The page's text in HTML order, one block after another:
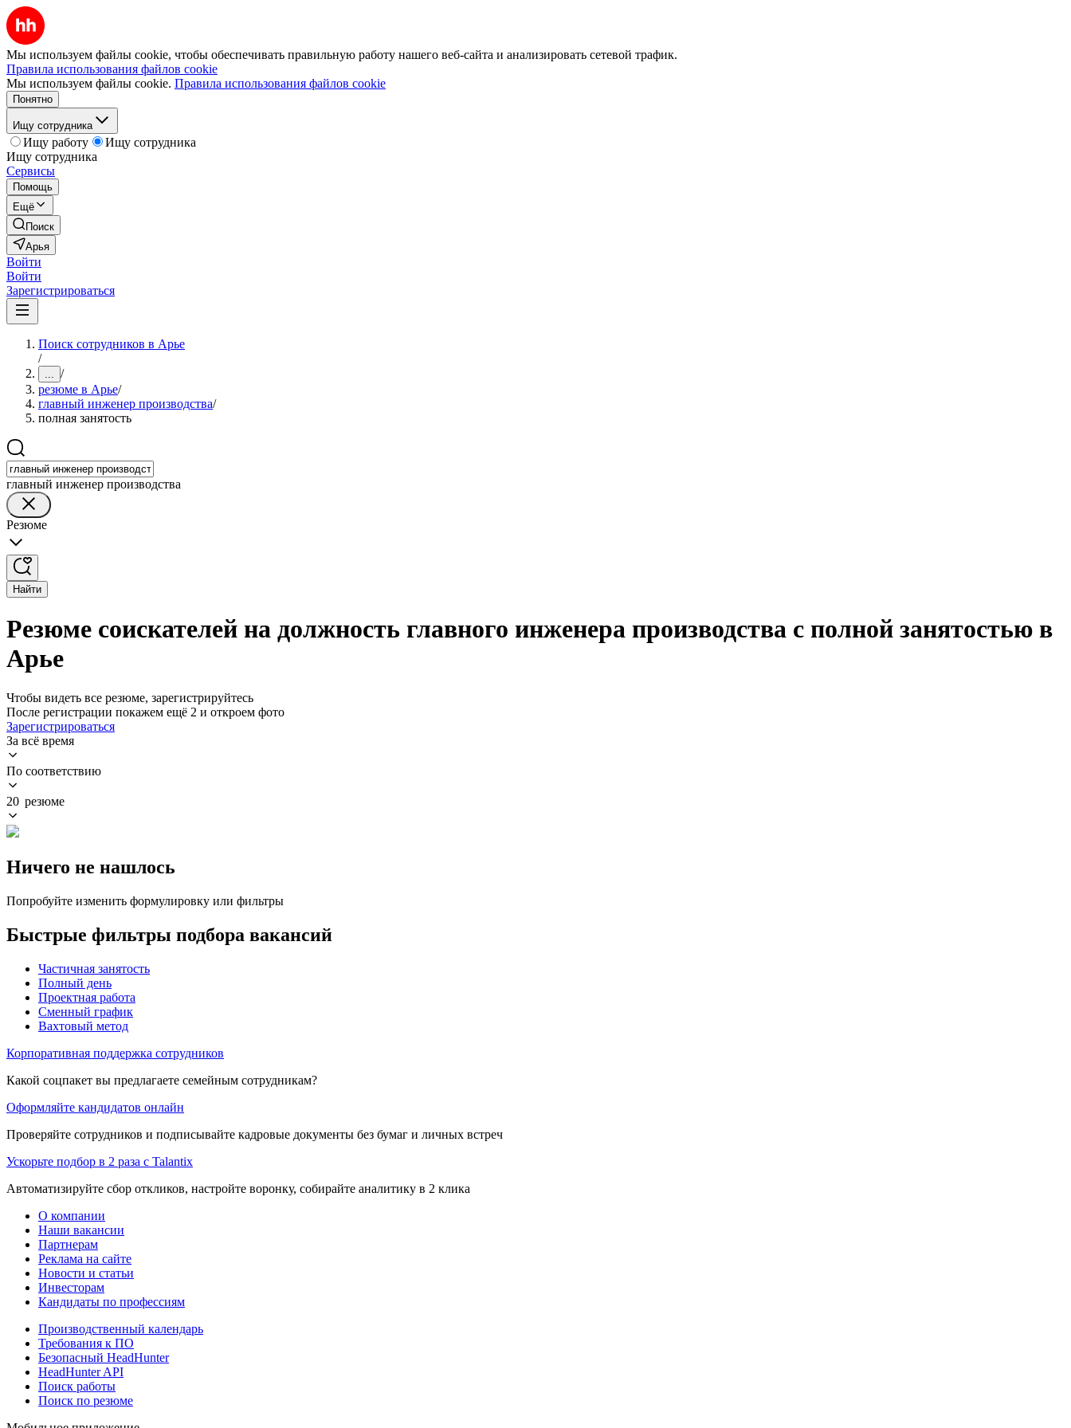
Мы используем файлы cookie, чтобы обеспечивать правильную работу нашего веб-сайта и анализировать сетевой трафик.
Правила использования файлов cookie
Мы используем файлы cookie. Правила использования файлов cookie
Понятно
Ищу сотрудника
Ищу работу
Ищу сотрудника
Ищу сотрудника
Сервисы
Помощь
Ещё
Поиск
Арья
Войти
Войти
Зарегистрироваться
Поиск сотрудников в Арье
/
... /
резюме в Арье/
главный инженер производства/
полная занятость
главный инженер производства
Резюме
Найти
Резюме соискателей на должность главного инженера производства с полной занятостью в
Арье
Чтобы видеть все резюме, зарегистрируйтесь
После регистрации покажем ещё 2 и откроем фото
Зарегистрироваться
За всё время
По соответствию
20 резюме
Ничего не нашлось
Попробуйте изменить формулировку или фильтры
Быстрые фильтры подбора вакансий
Частичная занятость
Полный день
Проектная работа
Сменный график
Вахтовый метод
Корпоративная поддержка сотрудников
Какой соцпакет вы предлагаете семейным сотрудникам?
Оформляйте кандидатов онлайн
Проверяйте сотрудников и подписывайте кадровые документы без бумаг и личных встреч
Ускорьте подбор в 2 раза с Talantix
Автоматизируйте сбор откликов, настройте воронку, собирайте аналитику в 2 клика
О компании
Наши вакансии
Партнерам
Реклама на сайте
Новости и статьи
Инвесторам
Кандидаты по профессиям
Производственный календарь
Требования к ПО
Безопасный HeadHunter
HeadHunter API
Поиск работы
Поиск по резюме